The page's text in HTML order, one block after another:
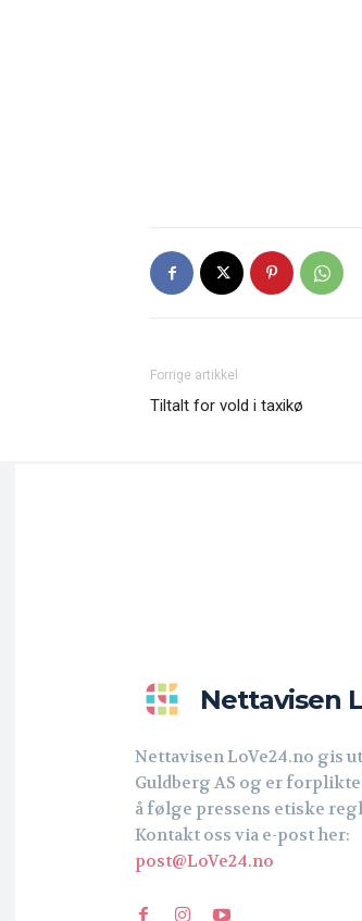
Forrige artikkel
Tiltalt for vold i taxikø
Nettavisen
Nettavisen LoVe24.no gis
Guldberg AS og er
å følge pressens etiske
Kontakt oss via e-post her:
post@LoVe24.no